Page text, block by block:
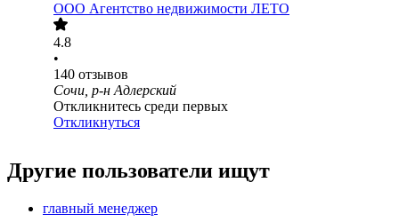
ООО Агентство недвижимости ЛЕТО
4.8
•
140 отзывов
Сочи, р-н Адлерский
Откликнитесь среди первых
Откликнуться
Другие пользователи ищут
главный менеджер